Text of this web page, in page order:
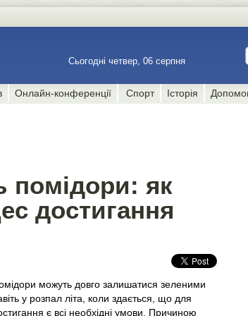
Сьогодні четвер, 06 серпня
Онлайн-конференції Спорт Історія
помідори: як
достигання
можуть довго залишатися зеленими
у розпал літа, коли здається, що для
є всі необхідні умови. Причиною